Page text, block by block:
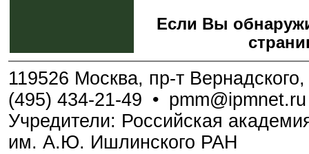
Если Вы
119526 Москва, пр-т
(495) 434-21-49 • pmm@ipmnet.ru
Учредители: Российская
им. А.Ю. Ишлинского РАН